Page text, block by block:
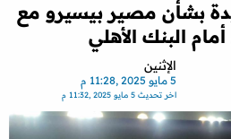
بشأن مصير بيسيرو مع
البنك الأهلي
الإثنين
5 مايو 2025 ,11:28 م
اخر تحديث5 مايو 2025 ,11:32 م